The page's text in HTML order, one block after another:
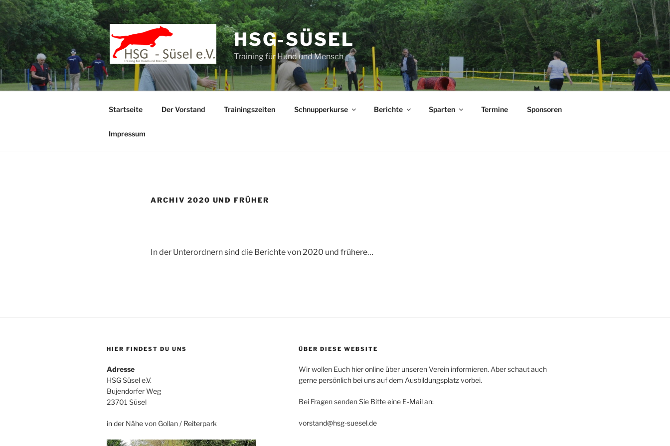
Zum
Inhalt
springen
HSG-SÜSEL
Training für Hund und Mensch
Startseite Der Vorstand Trainingszeiten Schnupperkurse Berichte Sparten Termine Sponsoren
Impressum
ARCHIV 2020 UND FRÜHER
In der Unterordnern sind die Berichte von 2020 und frühere…
HIER FINDEST DU UNS
Adresse
HSG Süsel e.V.
Bujendorfer Weg
23701 Süsel
in der Nähe von Gollan / Reiterpark
ÜBER DIESE WEBSITE
Wir wollen Euch hier online über unseren Verein informieren. Aber schaut auch
gerne persönlich bei uns auf dem Ausbildungsplatz vorbei.
Bei Fragen senden Sie Bitte eine E-Mail an:
vorstand@hsg-suesel.de